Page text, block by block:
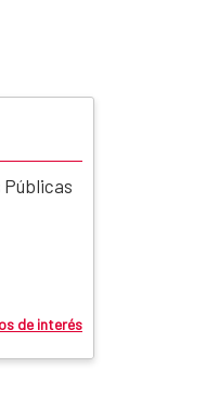
Públicas
de interés